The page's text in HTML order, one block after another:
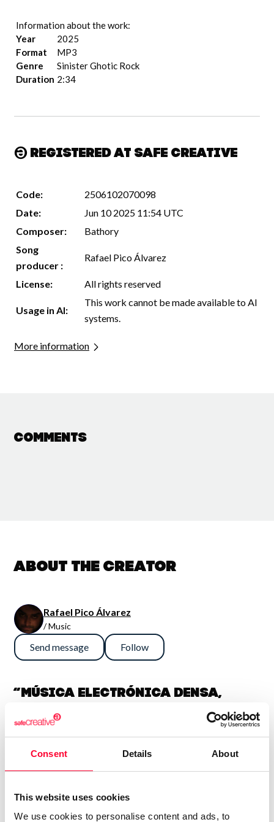
Consent Details About
This website uses cookies
We use cookies to personalise content and ads, to
Information about the work:
Year
2025
Format
MP3
Genre
Sinister Ghotic Rock
Duration 2:34
Registered at Safe Creative
Code:
2506102070098
Date:
Jun 10 2025 11:54 UTC
Composer:
Bathory
Song
producer :
Rafael Pico Álvarez
License: All rights reserved
Usage in AI:
This work cannot be made available to AI
systems.
More information
Comments
About the creator
Rafael Pico Álvarez
/ Music
Send message Follow
“Música electrónica densa,
sinfónica y potente. En general
son así, aunque también me
más sencillas e intimistas.
Tengo 74 álbumes en el mercado